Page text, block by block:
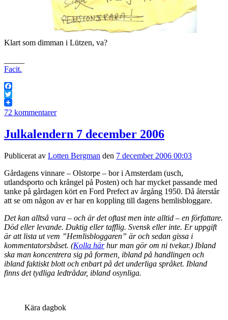
Klart som dimman i Lützen, va?
Facit.
Facebook
Twitter
72 kommentarer
Julkalendern 7 december 2006
Publicerat av Lotten Bergman den 7 december 2006 00:03
Gårdagens vinnare – Olstorpe – bor i Amsterdam (usch,
utlandsporto och krångel på Posten) och har mycket passande med
tanke på gårdagen kört en Ford Prefect av årgång 1950. Då återstår
att se om någon av er har en koppling till dagens hemlisbloggare.
Det kan alltså vara – och är det oftast men inte alltid – en författare.
Död eller levande. Duktig eller tafflig. Svensk eller inte. Er uppgift
är att lista ut vem ”Hemlisbloggaren” är och sedan gissa i
kommentatorsbåset. (Kolla härhur man gör om ni tvekar.) Ibland
ska man koncentrera sig på formen, ibland på handlingen och
ibland faktiskt blott och enbart på det underliga språket. Ibland
finns det tydliga ledtrådar, ibland osynliga.
Kära dagbok